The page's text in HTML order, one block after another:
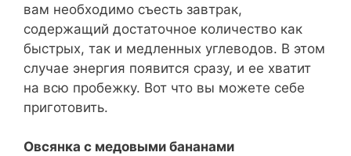
вам необходимо съесть завтрак,
содержащий достаточное количество как
быстрых, так и медленных углеводов. В этом
случае энергия появится сразу, и ее хватит
на всю пробежку. Вот что вы можете себе
приготовить.
Овсянка с медовыми бананами